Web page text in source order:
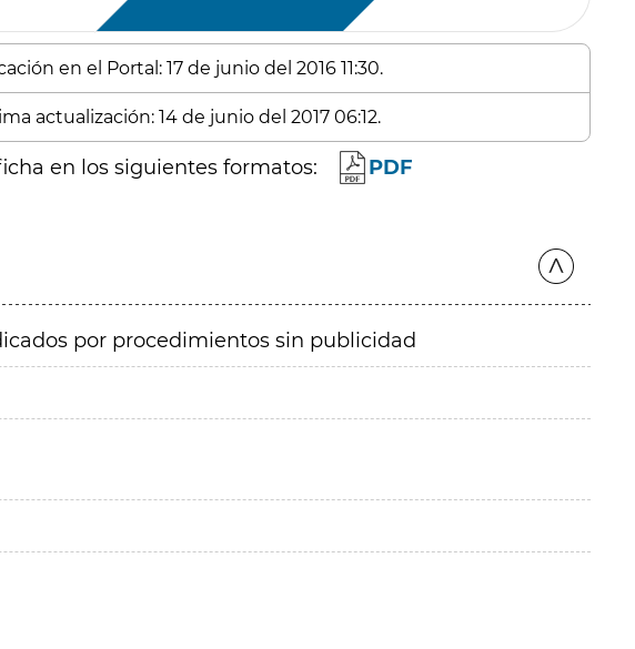
en el Portal: 17 de junio del 2016 11:30.
actualización: 14 de junio del 2017 06:12.
en los siguientes formatos: PDF
por procedimientos sin publicidad